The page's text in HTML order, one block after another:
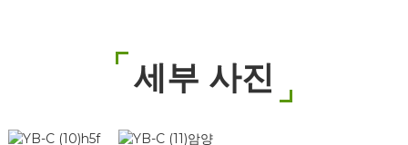
세부 사진